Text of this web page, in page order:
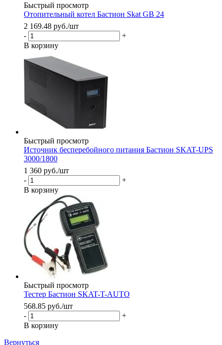
Быстрый просмотр
Отопительный котел Бастион Skat GB 24
2 169.48 руб./шт
-
+
В корзину
Быстрый просмотр
Источник бесперебойного питания Бастион SKAT-UPS
3000/1800
1 360 руб./шт
-
+
В корзину
Быстрый просмотр
Тестер Бастион SKAT-T-AUTO
568.85 руб./шт
-
+
В корзину
Вернуться